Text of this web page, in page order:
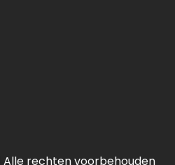
Alle rechten voorbehouden